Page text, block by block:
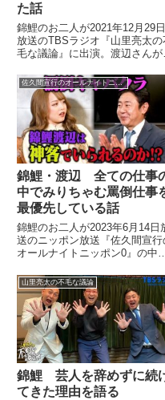
た話
錦鯉のお二人が2021年12月29日
放送のTBSラジオ『山里亮太の
毛な議論』に出演。渡辺さんが
したところを警備員に止められ
話をしていました。
佐久間宣行のオールナイトニッポン0
錦鯉・渡辺 全ての仕事
中でみりちゃむ罵倒仕事
最優先している話
錦鯉のお二人が2023年6月14日
送のニッポン放送『佐久間宣行
オールナイトニッポン0』の中
ヤーを振り返り。そんな中でも
渡辺さんはみりちゃむに罵倒さ
る仕事を最優先していたと話し
いました。
山里亮太の不毛な議論
錦鯉 芸人を辞めずに続
てきた理由を語る